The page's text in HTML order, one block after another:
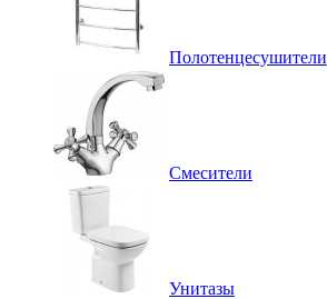
Полотенцесушители
Смесители
Унитазы